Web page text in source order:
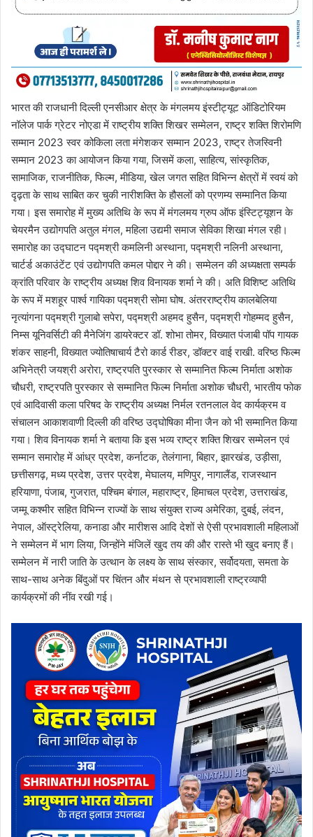
भारत की राजधानी दिल्ली एनसीआर क्षेत्र के मंगलमय इंस्टीट्यूट ऑडिटोरियम
नॉलेज पार्क ग्रेटर नोएडा में राष्ट्रीय शक्ति शिखर सम्मेलन, राष्ट्र शक्ति शिरोमणि
सम्मान 2023 स्वर कोकिला लता मंगेशकर सम्मान 2023, राष्ट्र तेजस्विनी
सम्मान 2023 का आयोजन किया गया, जिसमें कला, साहित्य, सांस्कृतिक,
सामाजिक, राजनीतिक, फिल्म, मीडिया, खेल जगत सहित विभिन्न क्षेत्रों में स्वयं को
दृढ़ता के साथ साबित कर चुकी नारीशक्ति के हौसलों को प्रणम्य सम्मानित किया
गया। इस समारोह में मुख्य अतिथि के रूप में मंगलमय ग्रुप ऑफ इंस्टिट्यूशन के
चेयरमैन उद्योगपति अतुल मंगल, महिला उद्यमी समाज सेविका शिखा मंगल रही।
समारोह का उद्घाटन पद्मश्री कमलिनी अस्थाना, पद्मश्री नलिनी अस्थाना,
चार्टर्ड अकाउंटेंट एवं उद्योगपति कमल पोद्दार ने की। सम्मेलन की अध्यक्षता सम्पर्क
क्रांति परिवार के राष्ट्रीय अध्यक्ष शिव विनायक शर्मा ने की। अति विशिष्ट अतिथि
के रूप में मशहूर पार्श्व गायिका पद्मश्री सोमा घोष. अंतरराष्ट्रीय कालबेलिया
नृत्यांगना पद्मश्री गुलाबो सपेरा, पद्मश्री अहमद हुसैन, पद्मश्री गोहम्मद हुसैन,
निम्स यूनिवर्सिटी की मैनेजिंग डायरेक्टर डॉ. शोभा तोमर, विख्यात पंजाबी पॉप गायक
शंकर साहनी, विख्यात ज्योतिषाचार्य टैरो कार्ड रीडर, डॉक्टर वाई राखी. वरिष्ठ फिल्म
अभिनेत्री जयश्री अरोरा, राष्ट्रपति पुरस्कार से सम्मानित फिल्म निर्माता अशोक
चौधरी, राष्ट्रपति पुरस्कार से सम्मानित फिल्म निर्माता अशोक चौधरी, भारतीय फोक
एवं आदिवासी कला परिषद के राष्ट्रीय अध्यक्ष निर्मल रतनलाल वेद कार्यक्रम व
संचालन आकाशवाणी दिल्ली की वरिष्ठ उद्घोषिका मीना जैन को भी सम्मानित किया
गया। शिव विनायक शर्मा ने बताया कि इस भव्य राष्ट्र शक्ति शिखर सम्मेलन एवं
सम्मान समारोह में आंध्र प्रदेश, कर्नाटक, तेलंगाना, बिहार, झारखंड, उड़ीसा,
छत्तीसगढ़, मध्य प्रदेश, उत्तर प्रदेश, मेघालय, मणिपुर, नागालैंड, राजस्थान
हरियाणा, पंजाब, गुजरात, पश्चिम बंगाल, महाराष्ट्र, हिमाचल प्रदेश, उत्तराखंड,
जम्मू कश्मीर सहित विभिन्न राज्यों के साथ संयुक्त राज्य अमेरिका, दुबई, लंदन,
नेपाल, ऑस्ट्रेलिया, कनाडा और मारीशस आदि देशों से ऐसी प्रभावशाली महिलाओं
ने सम्मेलन में भाग लिया, जिन्होंने मंजिलें खुद तय की और रास्ते भी खुद बनाए हैं।
सम्मेलन में नारी जाति के उत्थान के लक्ष्य के साथ संस्कार, सर्वोदयता, समता के
साथ-साथ अनेक बिंदुओं पर चिंतन और मंथन से प्रभावशाली राष्ट्रव्यापी
कार्यक्रमों की नींव रखी गई।